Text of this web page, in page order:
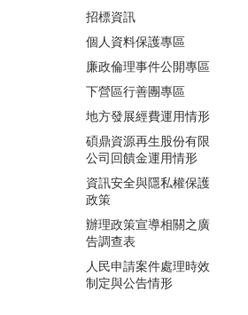
招標資訊
個人資料保護專區
廉政倫理事件公開專區
下營區行善團專區
地方發展經費運用情形
碩鼎資源再生股份有限
公司回饋金運用情形
資訊安全與隱私權保護
政策
辦理政策宣導相關之廣
告調查表
人民申請案件處理時效
制定與公告情形